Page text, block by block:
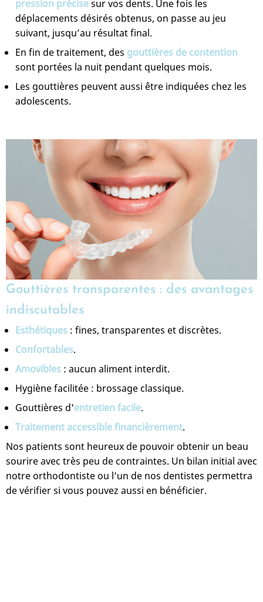
pression précisesur vos dents. Une fois les
déplacements désirés obtenus, on passe au jeu
suivant, jusqu’au résultat final.
En fin de traitement, des gouttières de contention
sont portées la nuit pendant quelques mois.
Les gouttières peuvent aussi être indiquées chez les
adolescents.
Gouttières transparentes : des avantages
indiscutables
Esthétiques : fines, transparentes et discrètes.
Confortables.
Amovibles : aucun aliment interdit.
Hygiène facilitée : brossage classique.
Gouttières d'entretien facile.
Traitement accessible financièrement.
Nos patients sont heureux de pouvoir obtenir un beau
sourire avec très peu de contraintes. Un bilan initial avec
notre orthodontiste ou l’un de nos dentistes permettra
de vérifier si vous pouvez aussi en bénéficier.